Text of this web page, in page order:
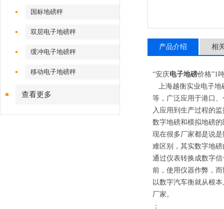
国标地磅秤
双层电子地磅秤
缓冲电子地磅秤
移动电子地磅秤
查看更多
产品介绍 相
“安庆电子地磅价格”1
上海越衡实业电子地
等，广泛应用于港口
入应用到生产过程的
数字地磅和模拟地磅
现在很多厂家都是说
难区别，其实数字地
通过仪表转换成数字
前，使用仪器作弊，
以数字汽车衡就从根
厂家。
：